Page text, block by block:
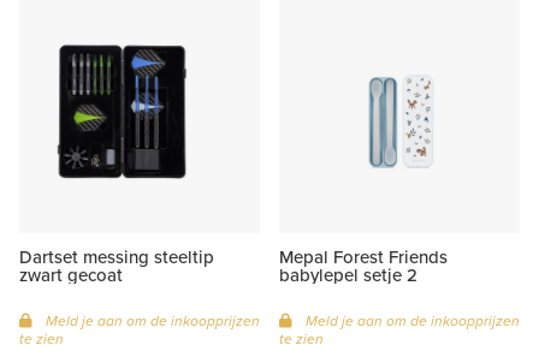
Dartset messing steeltip
zwart gecoat
Meld je aan om de inkoopprijzen
te zien
Mepal Forest Friends
babylepel setje 2
Meld je aan om de inkoopprijzen
te zien